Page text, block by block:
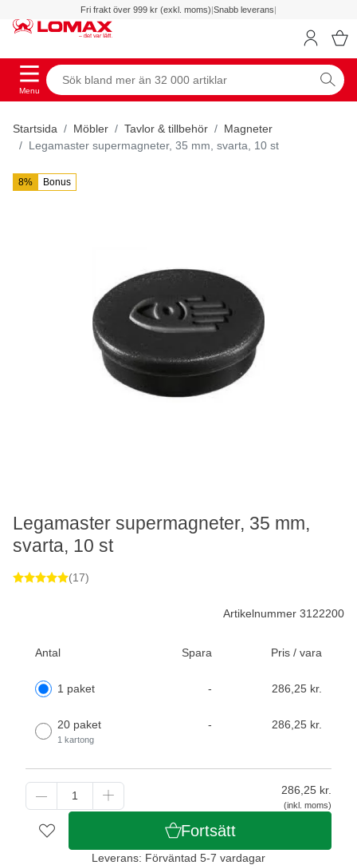
Fri frakt över 999 kr (exkl. moms)|Snabb leverans|
Menu
Startsida Möbler Tavlor & tillbehör
Magneter
Legamaster supermagneter, 35 mm, svarta, 10 st
8% Bonus
Artikelnummer 3122200
Antal Spara Pris / vara
1 paket - 286,25 kr.
20 paket
1 kartong
- 286,25 kr.
286,25 kr.
(inkl. moms)
Fortsätt
Leverans: Förväntad 5-7 vardagar
Legamaster supermagneter, 35 mm,
svarta, 10 st
(17)